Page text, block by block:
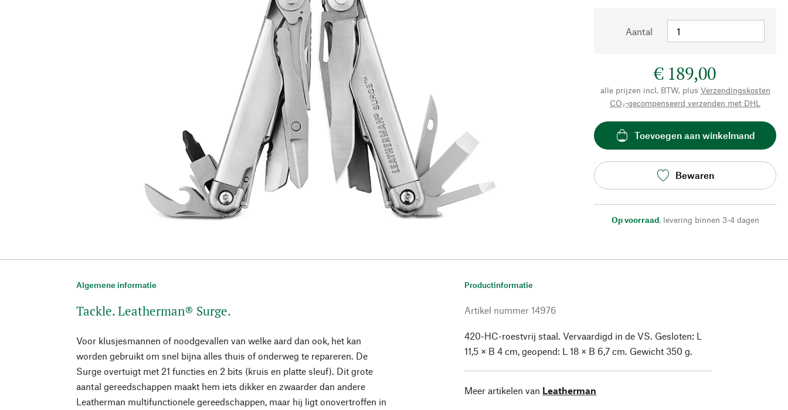
Aantal
€ 189,00
alle prijzen incl. BTW, plus Verzendingskosten
CO₂-gecompenseerd verzenden met DHL
Toevoegen aan winkelmand
Bewaren
Op voorraad, levering binnen 3-4 dagen
Algemene informatie
Tackle. Leatherman® Surge.
Voor klusjesmannen of noodgevallen van welke aard dan ook, het kan
worden gebruikt om snel bijna alles thuis of onderweg te repareren. De
Surge overtuigt met 21 functies en 2 bits (kruis en platte sleuf). Dit grote
aantal gereedschappen maakt hem iets dikker en zwaarder dan andere
Leatherman multifunctionele gereedschappen, maar hij ligt onovertroffen in
Productinformatie
Artikel nummer 14976
420-HC-roestvrij staal. Vervaardigd in de VS. Gesloten: L
11,5 × B 4 cm, geopend: L 18 × B 6,7 cm. Gewicht 350 g.
Meer artikelen van Leatherman